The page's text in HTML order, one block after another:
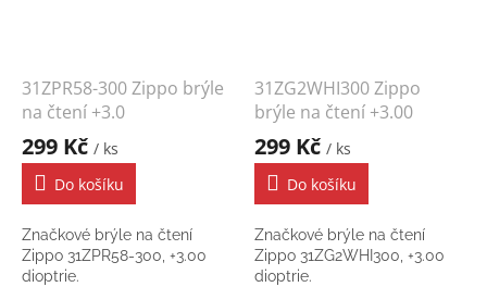
31ZPR58-300 Zippo brýle
na čtení +3.0
299 Kč / ks
Do košíku
Značkové brýle na čtení
Zippo 31ZPR58-300, +3.00
dioptrie.
31ZG2WHI300 Zippo
brýle na čtení +3.00
299 Kč / ks
Do košíku
Značkové brýle na čtení
Zippo 31ZG2WHI300, +3.00
dioptrie.